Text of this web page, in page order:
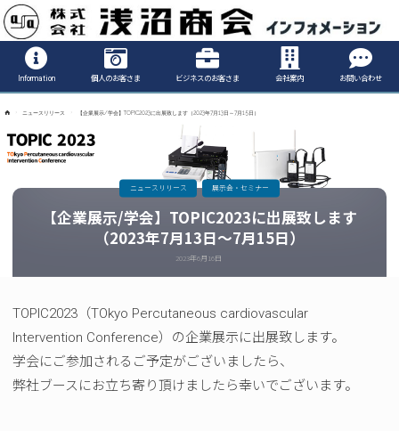
Information
Information 個人のお客さま ビジネスのお客さま 会社案内 お問い合わせ
ニュースリリース 【企業展示/学会】TOPIC2023に出展致します​（2023年7月13日～7月15日）
【企業展示/学会】TOPIC2023に出展致します​
（2023年7月13日～7月15日）
2023年6月16日
ニュースリリース 展示会・セミナー
TOPIC2023（TOkyo Percutaneous cardiovascular
Intervention Conference）の企業展示に出展致します。
学会にご参加されるご予定がございましたら、
弊社ブースにお立ち寄り頂けましたら幸いでございます。